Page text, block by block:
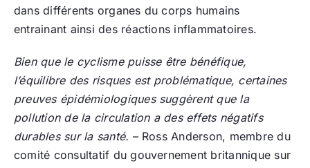
dans différents organes du corps humains
entrainant ainsi des réactions inflammatoires.
Bien que le cyclisme puisse être bénéfique,
l’équilibre des risques est problématique, certaines
preuves épidémiologiques suggèrent que la
pollution de la circulation a des effets négatifs
durables sur la santé. – Ross Anderson, membre du
comité consultatif du gouvernement britannique sur